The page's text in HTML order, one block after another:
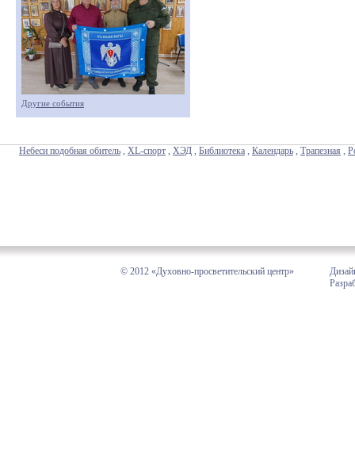
Другие события
Небеси подобная обитель , XL-спорт , ХЭД , Библиотека , Календарь , Трапезная ,
© 2012 «Духовно-просветительский центр»